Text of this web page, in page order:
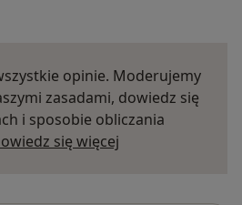
opinie. Moderujemy
zasadami, dowiedz się
i sposobie obliczania
się więcej